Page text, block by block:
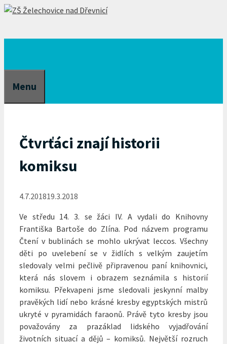
Přeskočit
Menu
Čtvrťáci znají historii
komiksu
4.7.201819.3.2018
Ve středu 14. 3. se žáci IV. A vydali do Knihovny
Františka Bartoše do Zlína. Pod názvem programu
Čtení v bublinách se mohlo ukrývat leccos. Všechny
děti po uvelebení se v židlích s velkým zaujetím
sledovaly velmi pečlivě připravenou paní knihovnici,
která nás slovem i obrazem seznámila s historií
komiksu. Překvapeni jsme sledovali jeskynní malby
pravěkých lidí nebo krásné kresby egyptských mistrů
ukryté v pyramidách faraonů. Právě tyto kresby jsou
považovány za prazáklad lidského vyjadřování
životních situací a dějů – komiksů. Největší rozruch